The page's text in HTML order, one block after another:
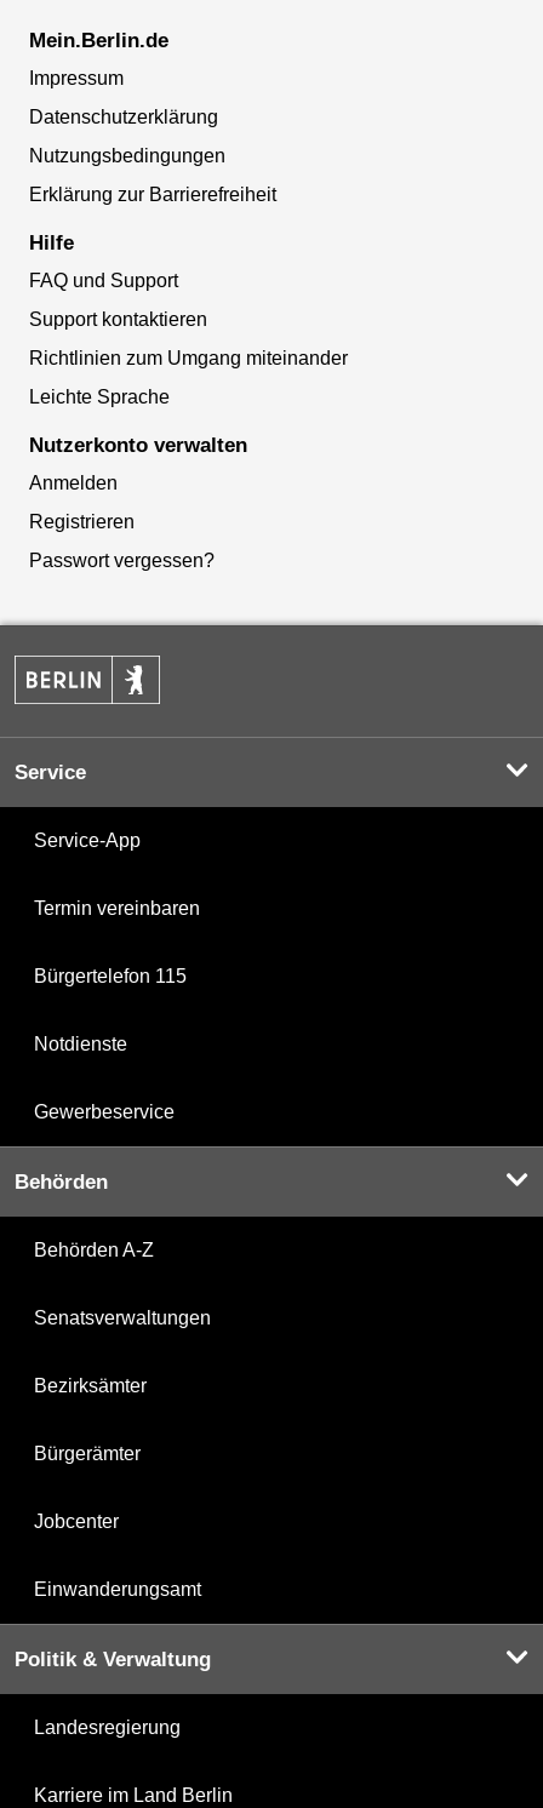
Mein.Berlin.de
Impressum
Datenschutzerklärung
Nutzungsbedingungen
Erklärung zur Barrierefreiheit
Hilfe
FAQ und Support
Support kontaktieren
Richtlinien zum Umgang miteinander
Leichte Sprache
Nutzerkonto verwalten
Anmelden
Registrieren
Passwort vergessen?
Service
Service-App
Termin vereinbaren
Bürgertelefon 115
Notdienste
Gewerbeservice
Behörden
Behörden A-Z
Senatsverwaltungen
Bezirksämter
Bürgerämter
Jobcenter
Einwanderungsamt
Politik & Verwaltung
Landesregierung
Karriere im Land Berlin